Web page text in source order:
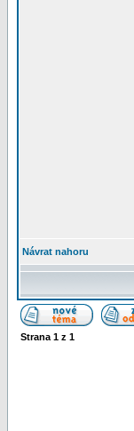
Návrat nahoru
Strana 1 z 1